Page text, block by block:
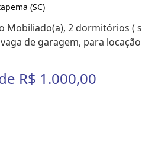
(SC)
Mobiliado(a), 2 dormitórios (
de garagem, para
R$ 1.000,00